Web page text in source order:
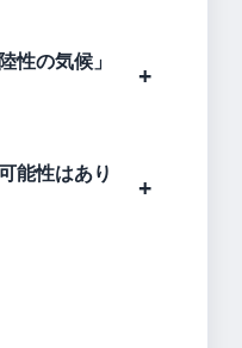
性の気候」
能性はあり